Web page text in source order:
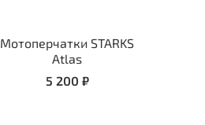
Мотоперчатки STARKS
Atlas
5 200 ₽